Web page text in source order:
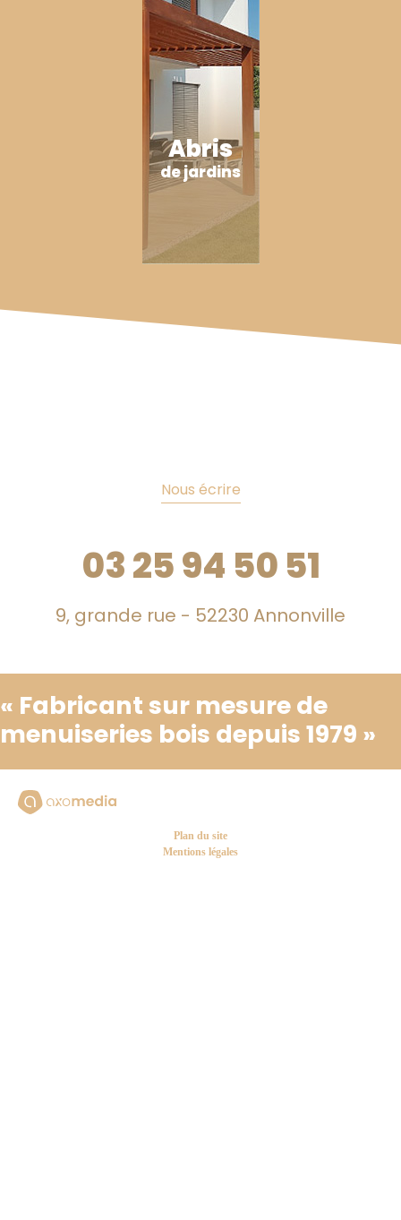
Abris
de jardins
Nous écrire
03 25 94 50 51
9, grande rue - 52230 Annonville
« Fabricant sur mesure de
menuiseries bois depuis 1979 »
Plan du site
Mentions légales